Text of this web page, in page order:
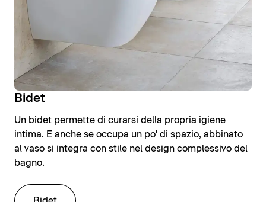
Bidet
Un bidet permette di curarsi della propria igiene
intima. E anche se occupa un po' di spazio, abbinato
al vaso si integra con stile nel design complessivo del
bagno.